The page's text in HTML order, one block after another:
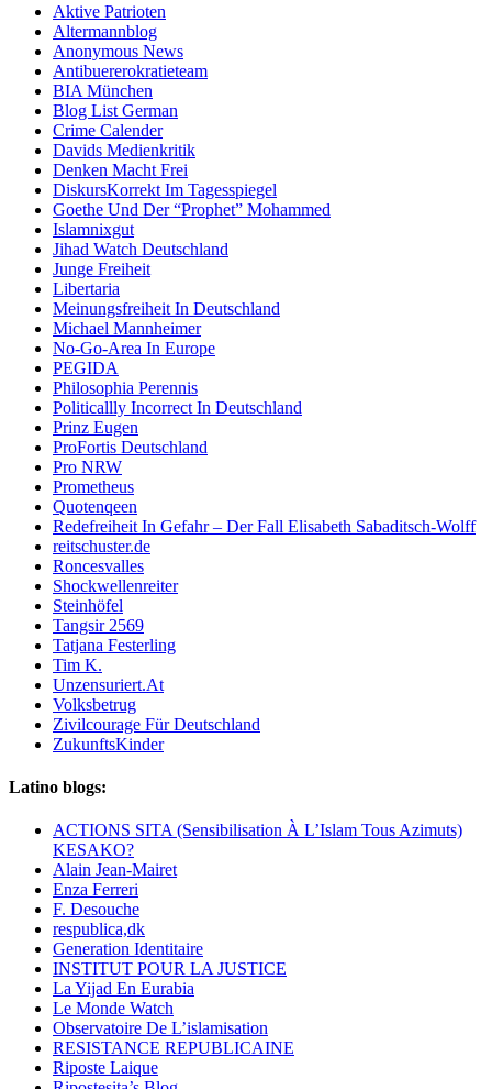
Aktive Patrioten
Altermannblog
Anonymous News
Antibuererokratieteam
BIA München
Blog List German
Crime Calender
Davids Medienkritik
Denken Macht Frei
DiskursKorrekt Im Tagesspiegel
Goethe Und Der “Prophet” Mohammed
Islamnixgut
Jihad Watch Deutschland
Junge Freiheit
Libertaria
Meinungsfreiheit In Deutschland
Michael Mannheimer
No-Go-Area In Europe
PEGIDA
Philosophia Perennis
Politicallly Incorrect In Deutschland
Prinz Eugen
ProFortis Deutschland
Pro NRW
Prometheus
Quotenqeen
Redefreiheit In Gefahr – Der Fall Elisabeth Sabaditsch-Wolff
reitschuster.de
Roncesvalles
Shockwellenreiter
Steinhöfel
Tangsir 2569
Tatjana Festerling
Tim K.
Unzensuriert.At
Volksbetrug
Zivilcourage Für Deutschland
ZukunftsKinder
Latino blogs:
ACTIONS SITA (Sensibilisation À L’Islam Tous Azimuts)
KESAKO?
Alain Jean-Mairet
Enza Ferreri
F. Desouche
respublica,dk
Generation Identitaire
INSTITUT POUR LA JUSTICE
La Yijad En Eurabia
Le Monde Watch
Observatoire De L’islamisation
RESISTANCE REPUBLICAINE
Riposte Laique